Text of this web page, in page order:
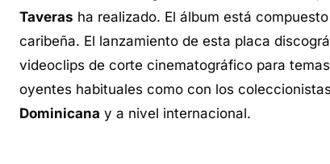
Taveras ha realizado. El álbum está
caribeña. El lanzamiento de esta placa
videoclips de corte cinematográfico para
oyentes habituales como con los
Dominicana y a nivel internacional.